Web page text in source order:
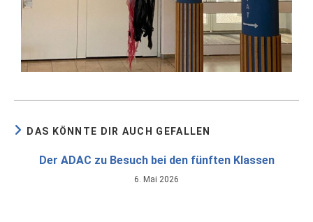
DAS KÖNNTE DIR AUCH GEFALLEN
Der ADAC zu Besuch bei den fünften Klassen
6. Mai 2026